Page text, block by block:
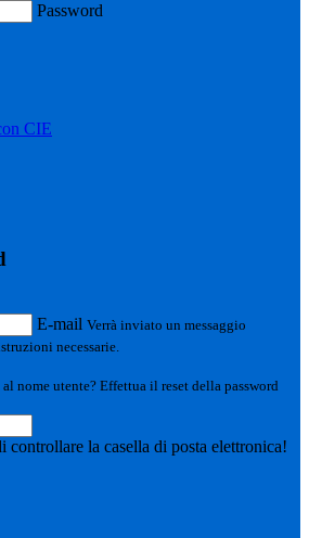
Password
CIE
E-mail Verrà inviato un messaggio
necessarie.
nome utente? Effettua il reset della password
controllare la casella di posta elettronica!